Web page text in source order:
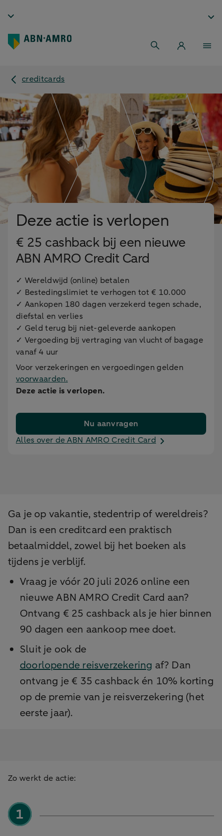
creditcards
Deze actie is verlopen
€ 25 cashback bij een nieuwe
ABN AMRO Credit Card
✓ Wereldwijd (online) betalen
✓ Bestedingslimiet te verhogen tot € 10.000
✓ Aankopen 180 dagen verzekerd tegen schade,
diefstal en verlies
✓ Geld terug bij niet-geleverde aankopen
✓ Vergoeding bij vertraging van vlucht of bagage
vanaf 4 uur
Voor verzekeringen en vergoedingen gelden
voorwaarden.
Deze actie is verlopen.
Nu aanvragen
Alles over de ABN AMRO Credit Card
Ga je op vakantie, stedentrip of wereldreis?
Dan is een creditcard een praktisch
betaalmiddel, zowel bij het boeken als
tijdens je verblijf.
Vraag je vóór 20 juli 2026 online een
nieuwe ABN AMRO Credit Card aan?
Ontvang € 25 cashback als je hier binnen
90 dagen een aankoop mee doet.
Sluit je ook de
doorlopende reisverzekering af? Dan
ontvang je € 35 cashback én 10% korting
op de premie van je reisverzekering (het
eerste jaar).
Zo werkt de actie: